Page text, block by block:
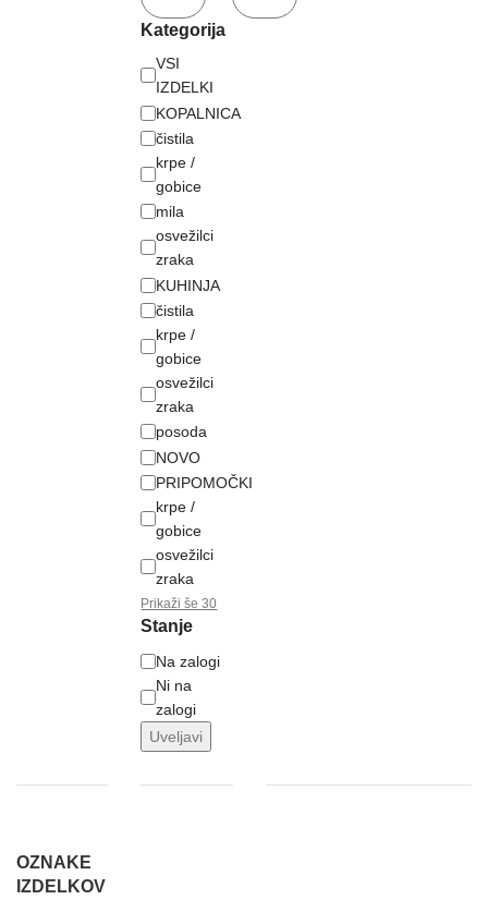
Kategorija
VSI
IZDELKI
KOPALNICA
čistila
krpe /
gobice
mila
osvežilci
zraka
KUHINJA
čistila
krpe /
gobice
osvežilci
zraka
posoda
NOVO
PRIPOMOČKI
krpe /
gobice
osvežilci
zraka
Prikaži še 30
Stanje
Na zalogi
Ni na
zalogi
Uveljavi
OZNAKE
IZDELKOV